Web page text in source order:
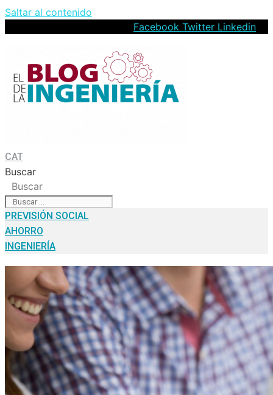
Saltar al contenido
Facebook Twitter Linkedin
CAT
Buscar
Buscar
PREVISIÓN SOCIAL
AHORRO
INGENIERÍA